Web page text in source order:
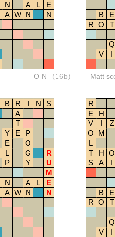
N A L
E
A W N
N
ON (16b)
B
E
R O T
Q
V
I
Matt
B R I N
S
A
T
Y E
P
E
O
L G
R
P Y
U
M
N A L
E
A W N
N
R
E
H
V
I
Z
O
M
L
T
H O
S
A I
B
E
R O T
Q
V
I